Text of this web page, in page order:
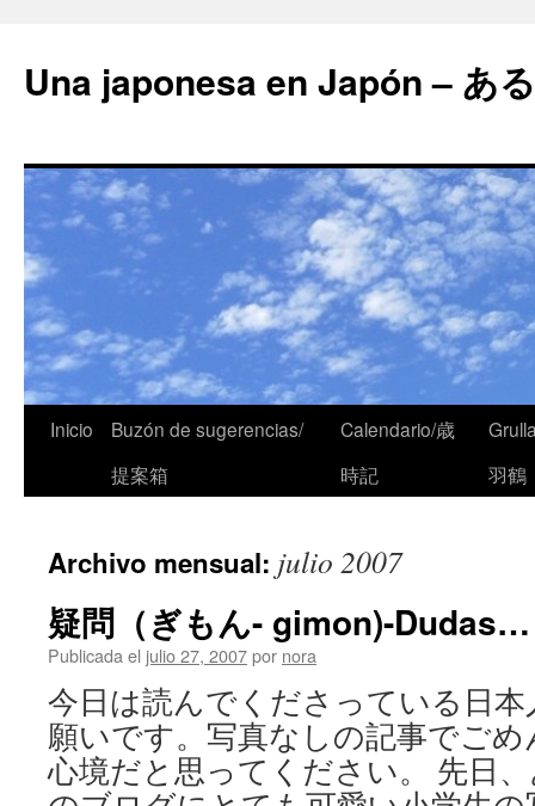
Una japonesa en Japón – あ
Inicio
Buzón de sugerencias/
提案箱
Calendario/歳
時記
羽鶴
Archivo mensual: julio 2007
疑問（ぎもん- gimon)-Dudas…
Publicada el julio 27, 2007por nora
今日は読んでくださっている日
願いです。写真なしの記事でご
心境だと思ってください。 先日